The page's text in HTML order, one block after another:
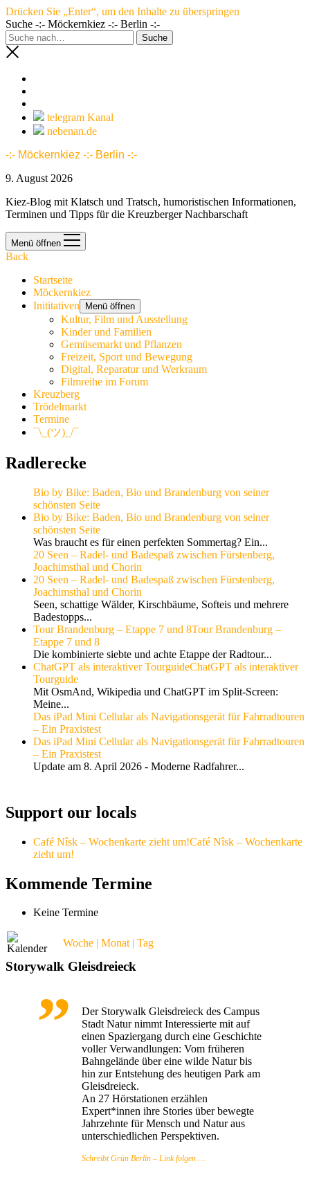
Drücken Sie „Enter“, um den Inhalte zu überspringen
Suche -:- Möckernkiez -:- Berlin -:-
telegram Kanal
nebenan.de
-:- Möckernkiez -:- Berlin -:-
9. August 2026
Kiez-Blog mit Klatsch und Tratsch, humoristischen Informationen,
Terminen und Tipps für die Kreuzberger Nachbarschaft
Menü öffnen
Back
Startseite
Möckernkiez
Inititativen
Menü öffnen
Kultur, Film und Ausstellung
Kinder und Familien
Gemüsemarkt und Pflanzen
Freizeit, Sport und Bewegung
Digital, Reparatur und Werkraum
Filmreihe im Forum
Kreuzberg
Trödelmarkt
Termine
¯\_(ツ)_/¯
Radlerecke
Bio by Bike: Baden, Bio und Brandenburg von seiner
schönsten Seite
Bio by Bike: Baden, Bio und Brandenburg von seiner
schönsten Seite
Was braucht es für einen perfekten Sommertag? Ein...
20 Seen – Radel- und Badespaß zwischen Fürstenberg,
Joachimsthal und Chorin
20 Seen – Radel- und Badespaß zwischen Fürstenberg,
Joachimsthal und Chorin
Seen, schattige Wälder, Kirschbäume, Softeis und mehrere
Badestopps...
Tour Brandenburg – Etappe 7 und 8Tour Brandenburg –
Etappe 7 und 8
Die kombinierte siebte und achte Etappe der Radtour...
ChatGPT als interaktiver TourguideChatGPT als interaktiver
Tourguide
Mit OsmAnd, Wikipedia und ChatGPT im Split-Screen:
Meine...
Das iPad Mini Cellular als Navigationsgerät für Fahrradtouren
– Ein Praxistest
Das iPad Mini Cellular als Navigationsgerät für Fahrradtouren
– Ein Praxistest
Update am 8. April 2026 - Moderne Radfahrer...
Support our locals
Café Nîsk – Wochenkarte zieht um!Café Nîsk – Wochenkarte
zieht um!
Kommende Termine
Keine Termine
Woche | Monat | Tag
Storywalk Gleisdreieck
Der Storywalk Gleisdreieck des Campus
Stadt Natur nimmt Interessierte mit auf
einen Spaziergang durch eine Geschichte
voller Verwandlungen: Vom früheren
Bahngelände über eine wilde Natur bis
hin zur Entstehung des heutigen Park am
Gleisdreieck.
An 27 Hörstationen erzählen
Expert*innen ihre Stories über bewegte
Jahrzehnte für Mensch und Natur aus
unterschiedlichen Perspektiven.
Schreibt Grün Berlin – Link folgen …